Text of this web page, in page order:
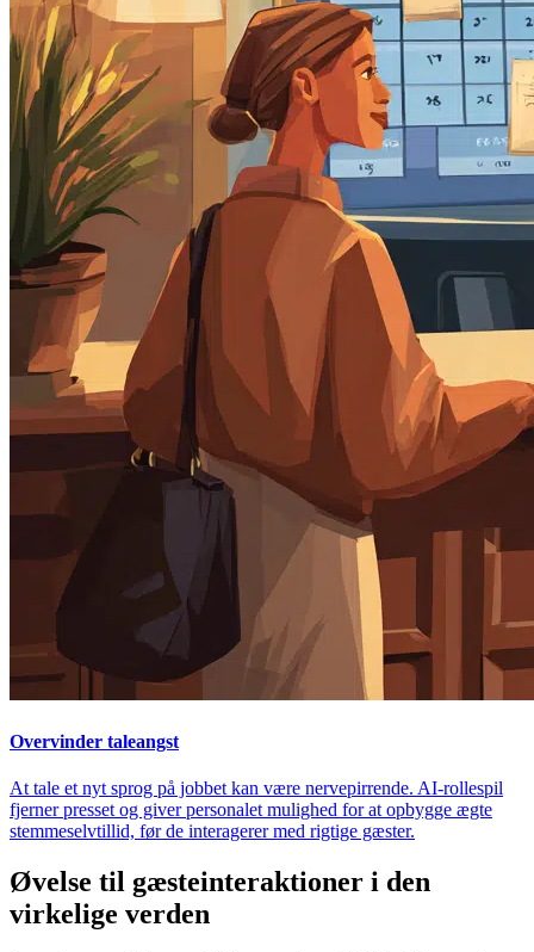
Overvinder taleangst
At tale et nyt sprog på jobbet kan være nervepirrende. AI-rollespil
fjerner presset og giver personalet mulighed for at opbygge ægte
stemmeselvtillid, før de interagerer med rigtige gæster.
Øvelse til gæsteinteraktioner i den
virkelige verden